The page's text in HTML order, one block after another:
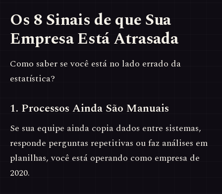
Os 8 Sinais de que Sua
Empresa Está Atrasada
Como saber se você está no lado errado da
estatística?
1. Processos Ainda São Manuais
Se sua equipe ainda copia dados entre sistemas,
responde perguntas repetitivas ou faz análises em
planilhas, você está operando como empresa de
2020.